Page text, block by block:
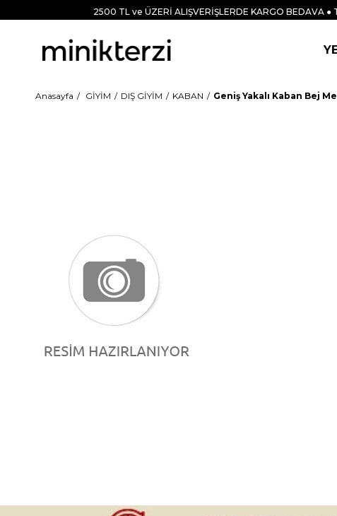
2500 TL ve ÜZERİ ALIŞVERİŞLERDE KARGO BEDAVA ●
Anasayfa GİYİM DIŞ GİYİM KABAN
Geniş Yakalı Kaban Bej